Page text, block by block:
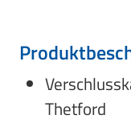
Thetford